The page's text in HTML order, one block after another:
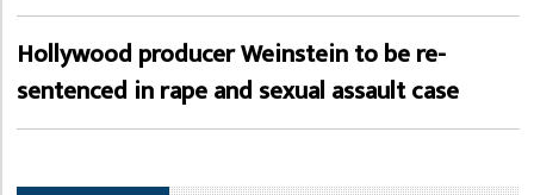
Hollywood producer Weinstein to be re-
sentenced in rape and sexual assault case